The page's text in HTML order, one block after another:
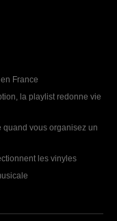
France
la playlist redonne vie
quand vous organisez un
les vinyles